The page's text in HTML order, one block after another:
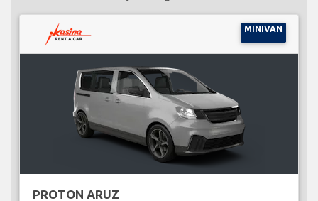
MINIVAN
PROTON ARUZ